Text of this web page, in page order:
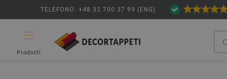
TELEFONO: +48 32 700 37 99 (ENG)
Prodotti